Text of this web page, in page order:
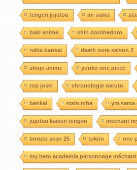
tengen jujutsu im sama
baki anime shin dorohedoro
rukia bankai death note saison 2
shojo anime yonko one piece
top josei chronologie naruto
bankai stain mha ym sama
jujutsu kaisen tengen mechant
boruto scan 25 tokito one
my hero academia personnage méchant